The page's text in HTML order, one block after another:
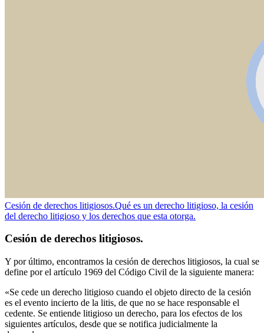
Cesión de derechos litigiosos.Qué es un derecho litigioso, la cesión
del derecho litigioso y los derechos que esta otorga.
Cesión de derechos litigiosos.
Y por último, encontramos la cesión de derechos litigiosos, la cual se
define por el artículo 1969 del Código Civil de la siguiente manera:
«Se cede un derecho litigioso cuando el objeto directo de la cesión
es el evento incierto de la litis, de que no se hace responsable el
cedente. Se entiende litigioso un derecho, para los efectos de los
siguientes artículos, desde que se notifica judicialmente la